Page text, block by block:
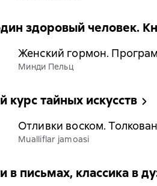
здоровый человек.
Женский гормон.
Минди Пельц
курс тайных искусств
Отливки воском.
Mualliflar jamoasi
в письмах, классика в